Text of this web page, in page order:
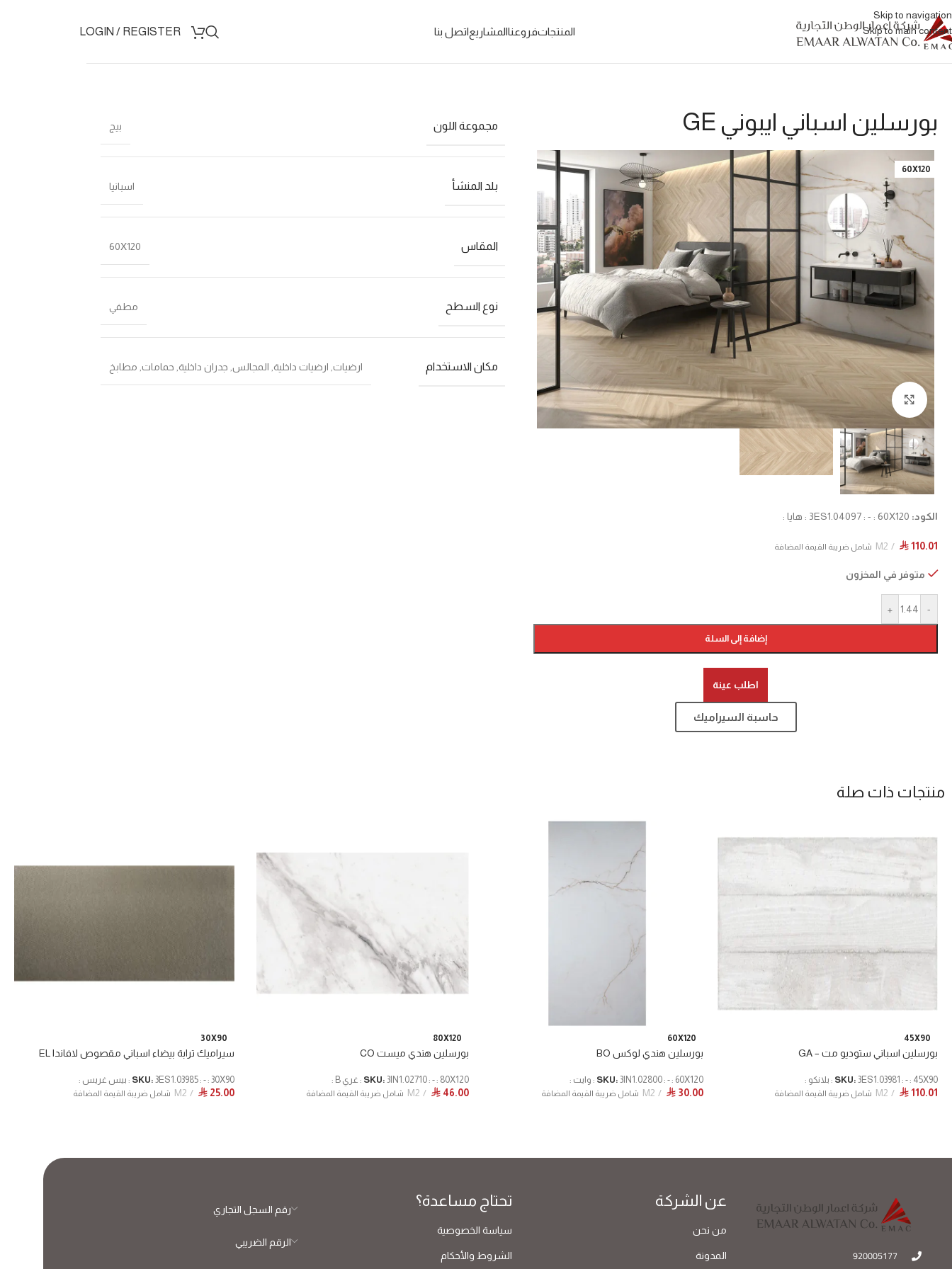
Skip to navigation
Skip to main content
المنتجاتفروعناالمشاريعاتصل بنا LOGIN / REGISTER
بورسلين اسباني ايبوني GE
60X120
Click to enlarge
الكود: 3ES1.04097 : - : 60X120 : هايا :
⃁ 110.01
M2 شامل ضريبة القيمة المضافة
متوفر في المخزون
-
+
إضافة إلى السلة
اطلب عينة
حاسبة السيراميك
مجموعة اللون بيج
بلد المنشأ اسبانيا
المقاس 60X120
نوع السطح مطفي
مكان الاستخدام ارضيات ارضيات داخلية المجالس جدران داخلية حمامات مطابخ
منتجات ذات صلة
45X90
بورسلين اسباني ستوديو مت – GA
SKU: 3ES1.03981 : - : 45X90 : بلانكو :
⃁ 110.01
M2 شامل ضريبة القيمة المضافة
60X120
بورسلين هندي لوكس BO
SKU: 3IN1.02800 : - : 60X120 : وايت :
⃁ 30.00
M2 شامل ضريبة القيمة المضافة
80X120
بورسلين هندي ميست CO
SKU: 3IN1.02710 : - : 80X120 : غري B :
⃁ 46.00
M2 شامل ضريبة القيمة المضافة
30X90
سيراميك ترابة بيضاء اسباني مقصوص لافاندا EL
SKU: 3ES1.03985 : - : 30X90 : بيس غريس :
⃁ 25.00
M2 شامل ضريبة القيمة المضافة
920005177
عن الشركة
من نحن
المدونة
تحتاج مساعدة؟
سياسة الخصوصية
الشروط والأحكام
رقم السجل التجاري
الرقم الضريبي